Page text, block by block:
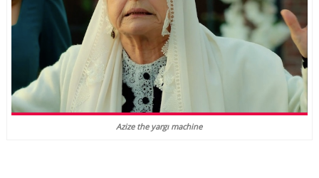
Azize the yargı machine